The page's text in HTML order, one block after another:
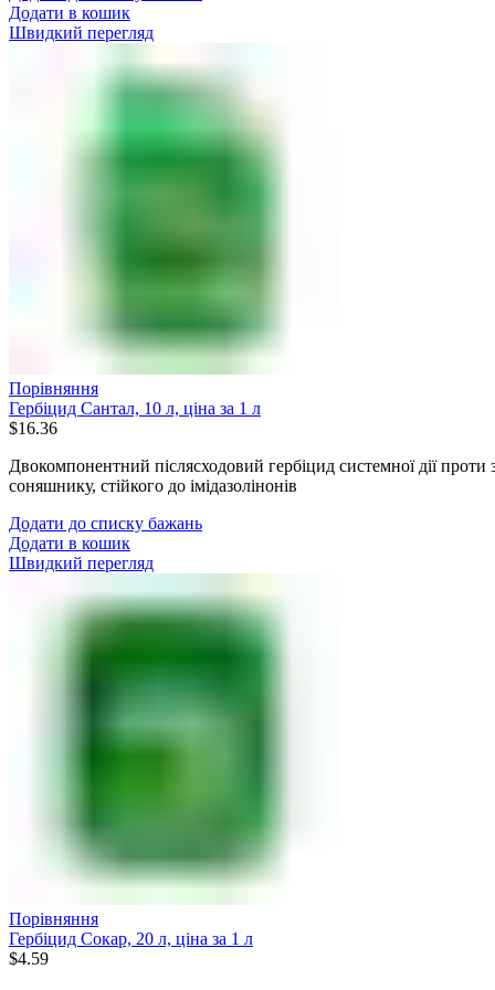
Додати в кошик
Швидкий перегляд
Порівняння
Гербіцид Сантал, 10 л, ціна за 1 л
$16.36
Двокомпонентний післясходовий гербіцид системної дії проти
соняшнику, стійкого до імідазолінонів
Додати до списку бажань
Додати в кошик
Швидкий перегляд
Порівняння
Гербіцид Сокар, 20 л, ціна за 1 л
$4.59